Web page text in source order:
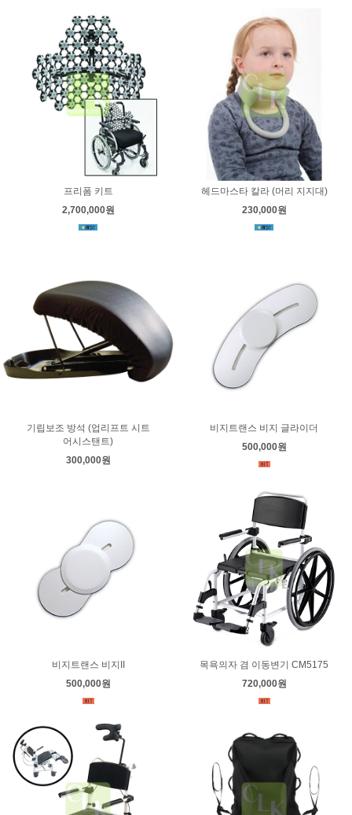
프리폼 키트
2,700,000원
헤드마스타 칼라 (머리 지지대)
230,000원
기립보조 방석 (업리프트 시트
어시스탠트)
300,000원
비지트랜스 비지 글라이더
500,000원
비지트랜스 비지II
500,000원
목욕의자 겸 이동변기 CM5175
720,000원